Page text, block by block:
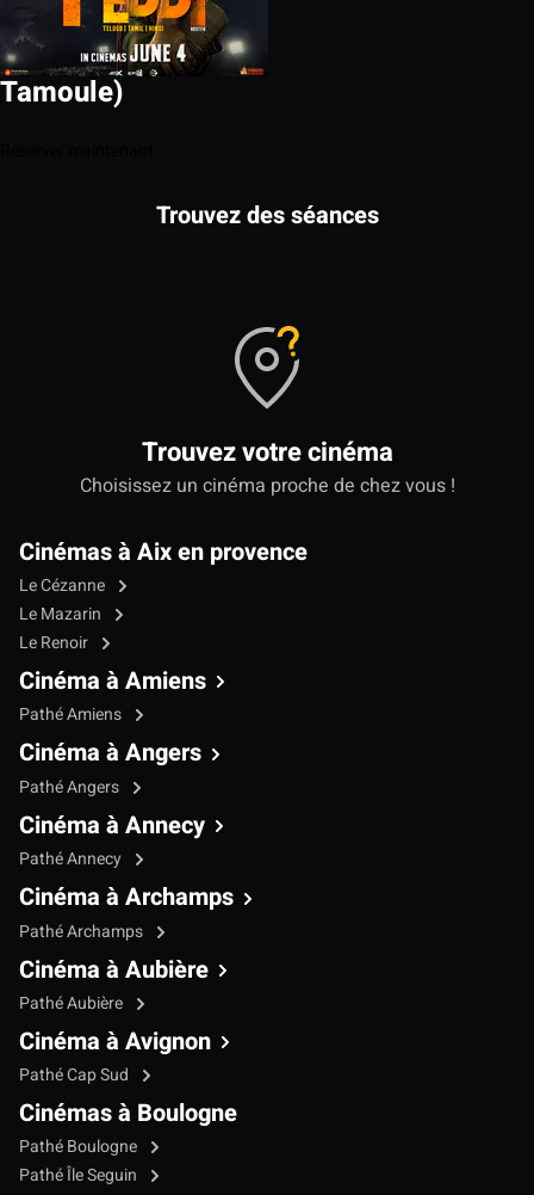
Tamoule)
Trouvez des séances
Trouvez votre cinéma
Choisissez un cinéma proche de chez vous !
Cinémas à Aix en provence
Le Cézanne
Le Mazarin
Le Renoir
Cinéma à Amiens
Pathé Amiens
Cinéma à Angers
Pathé Angers
Cinéma à Annecy
Pathé Annecy
Cinéma à Archamps
Pathé Archamps
Cinéma à Aubière
Pathé Aubière
Cinéma à Avignon
Pathé Cap Sud
Cinémas à Boulogne
Pathé Boulogne
Pathé Île Seguin